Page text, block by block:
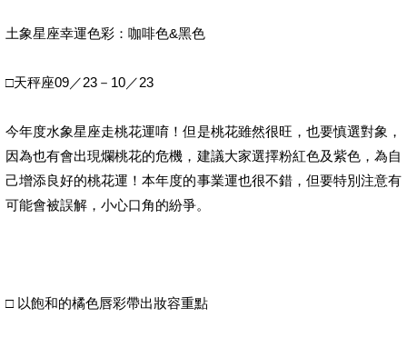
土象星座幸運色彩：咖啡色&黑色
□天秤座09／23－10／23
今年度水象星座走桃花運唷！但是桃花雖然很旺，也要慎選對象，
因為也有會出現爛桃花的危機，建議大家選擇粉紅色及紫色，為自
己增添良好的桃花運！本年度的事業運也很不錯，但要特別注意有
可能會被誤解，小心口角的紛爭。
□ 以飽和的橘色唇彩帶出妝容重點